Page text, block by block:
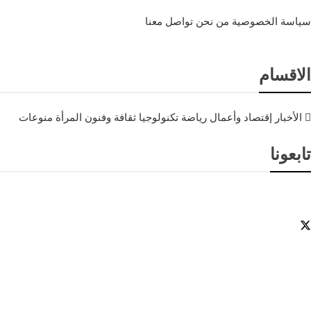
سياسة الخصوصية من نحن تواصل معنا
الاقسام
الأخبار إقتصاد وأعمال رياضة تكنولوجيا ثقافة وفنون المرأة منوعات
تابعونا